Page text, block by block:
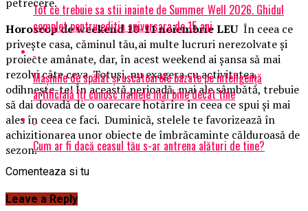
Horoscop de weekend 10-11 noiembrie LEU În ceea ce
priveşte casa, căminul tău,ai multe lucruri nerezolvate şi
proiecte amânate, dar, în acest weekend ai şansa să mai
rezolvi câte ceva. Totuşi, nu exagera cu activitatea,
odihneşte-te! În această perioadă, mai ale sâmbătă, trebuie
să dai dovadă de o oarecare hotărîre în ceea ce spui şi mai
ales în ceea ce faci. Duminică, stelele te favorizează în
achizitionarea unor obiecte de îmbrăcaminte călduroasă de
sezon.
Tot ce trebuie sa stii inainte de Summer Well 2026. Ghidul
complet pentru editia aniversara de 15 ani
Mașinile de spălat și uscătoarele bazate pe inteligență
artificială îți cunosc hainele mai bine decât tine
Cum ar fi dacă ceasul tău s-ar antrena alături de tine?
Comenteaza si tu
Leave a Reply